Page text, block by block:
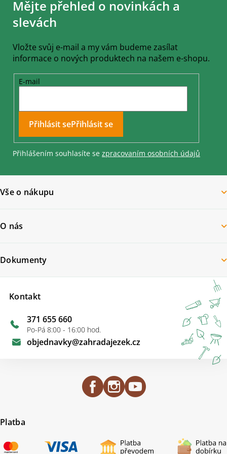
Mějte přehled o novinkách a
slevách
Vložte svůj e-mail a my vám budeme zasílat
informace o nových produktech na našem e-shopu.
E-mail
Přihlásit se
Přihlášením souhlasíte se zpracovaním osobních údajů
Vše o nákupu
O nás
Kontakt
objednavky@zahradajezek.cz
371 655 660
Po-Pá 8:00 - 16:00 hod.
Dokumenty
Platba